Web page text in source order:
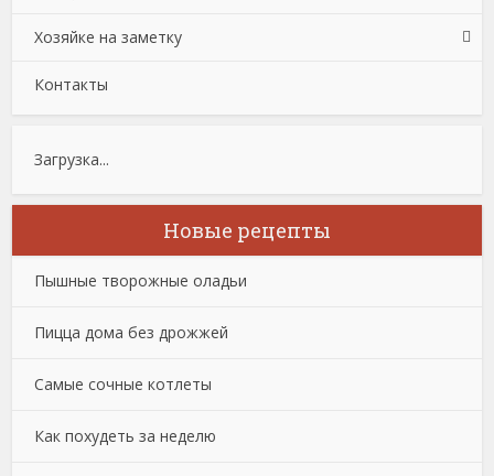
Хозяйке на заметку
Контакты
Загрузка...
Новые рецепты
Пышные творожные оладьи
Пицца дома без дрожжей
Самые сочные котлеты
Как похудеть за неделю